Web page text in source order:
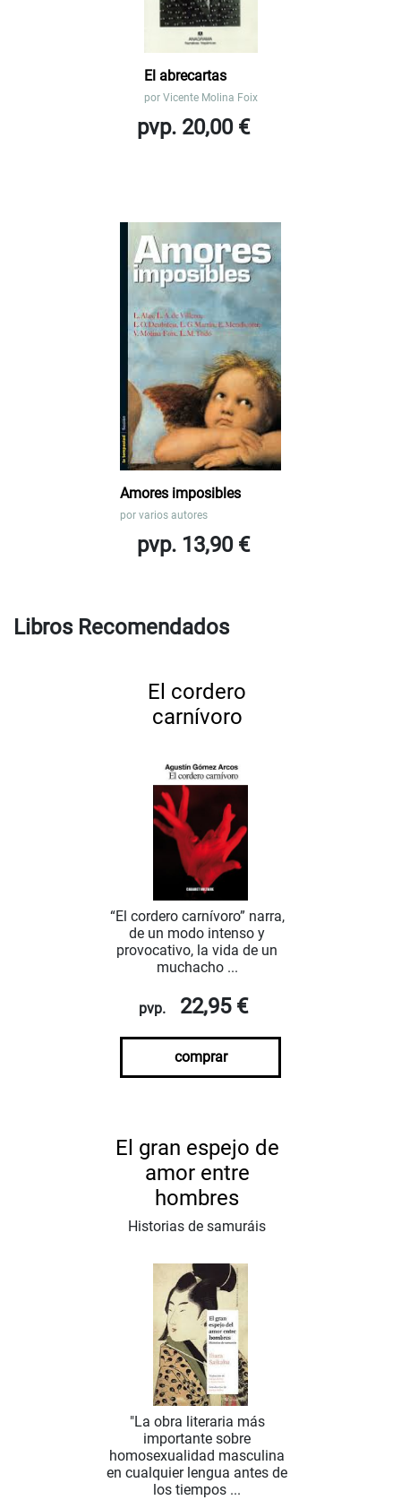
El abrecartas
por Vicente Molina Foix
pvp. 20,00 €
Amores imposibles
por varios autores
pvp. 13,90 €
Libros Recomendados
El cordero
carnívoro
“El cordero carnívoro” narra,
de un modo intenso y
provocativo, la vida de un
muchacho ...
pvp. 22,95 €
comprar
El gran espejo de
amor entre
hombres
Historias de samuráis
"La obra literaria más
importante sobre
homosexualidad masculina
en cualquier lengua antes de
los tiempos ...